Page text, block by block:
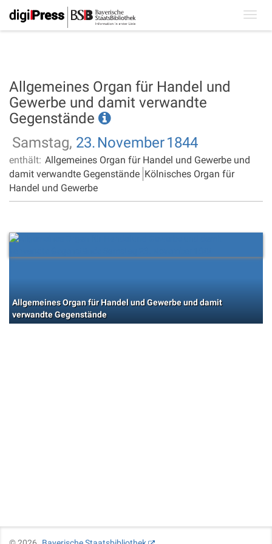
Allgemeines Organ für Handel und
Gewerbe und damit verwandte
Gegenstände
Samstag, 23. November1844
enthält: Allgemeines Organ für Handel und Gewerbe und
damit verwandte Gegenstände Kölnisches Organ für
Handel und Gewerbe
Allgemeines Organ für Handel und Gewerbe und damit
verwandte Gegenstände